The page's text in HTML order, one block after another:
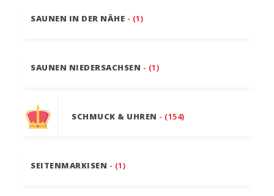
SAUNEN IN DER NÄHE - (1)
SAUNEN NIEDERSACHSEN - (1)
SCHMUCK & UHREN - (154)
SEITENMARKISEN - (1)